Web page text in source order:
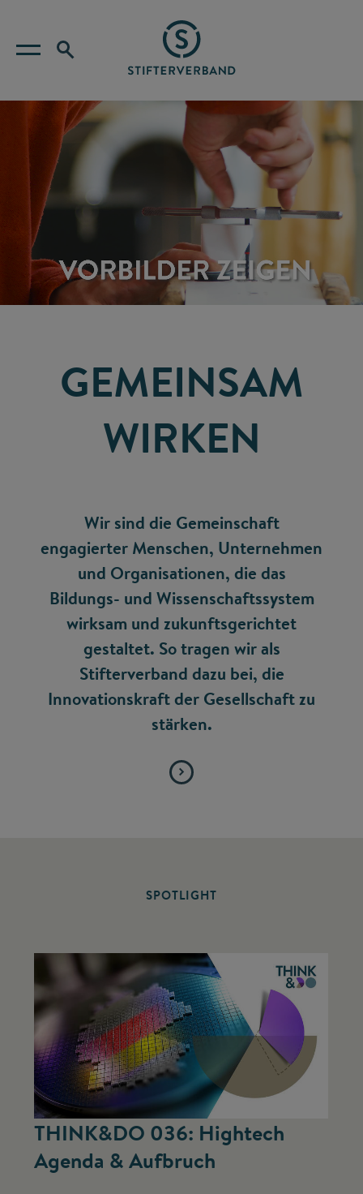
GEMEINSAM
WIRKEN
Wir sind die Gemeinschaft
engagierter Menschen, Unternehmen
und Organisationen, die das
Bildungs- und Wissenschaftssystem
wirksam und zukunftsgerichtet
gestaltet. So tragen wir als
Stifterverband dazu bei, die
Innovationskraft der Gesellschaft zu
stärken.
SPOTLIGHT
THINK&DO 036: Hightech
Agenda & Aufbruch